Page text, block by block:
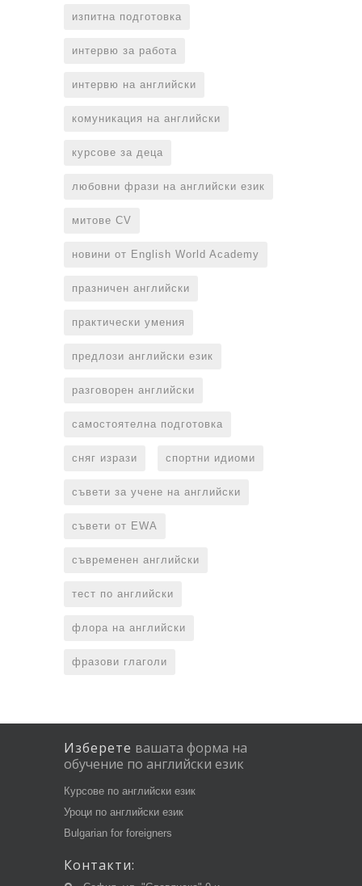
изпитна подготовка
интервю за работа
интервю на английски
комуникация на английски
курсове за деца
любовни фрази на английски език
митове CV
новини от English World Academy
празничен английски
практически умения
предлози английски език
разговорен английски
самостоятелна подготовка
сняг изрази спортни идиоми
съвети за учене на английски
съвети от EWA
съвременен английски
тест по английски
флора на английски
фразови глаголи
Изберете вашата форма на
обучение по английски език
Курсове по английски език
Уроци по английски език
Bulgarian for foreigners
Контакти: